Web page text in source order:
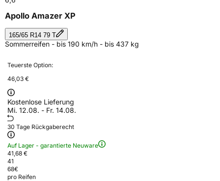
Apollo Amazer XP
165/65 R14 79 T
Sommerreifen - bis 190 km/h - bis 437 kg
Teuerste Option:
46,03 €
Kostenlose Lieferung
Mi. 12.08. - Fr. 14.08.
30 Tage Rückgaberecht
Auf Lager - garantierte Neuware
41,68 €
41
68€
pro Reifen